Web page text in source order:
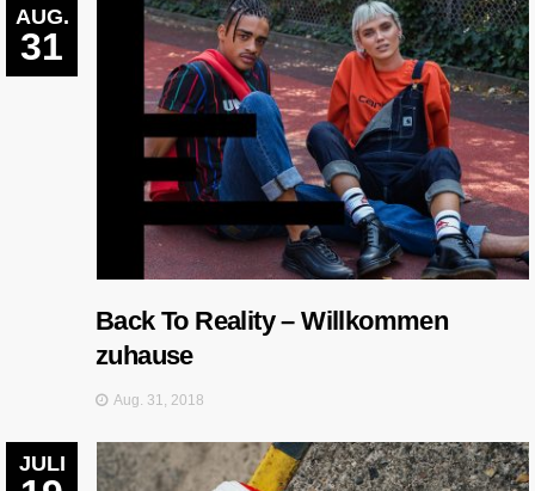
AUG.
31
Back To Reality – Willkommen
zuhause
Aug. 31, 2018
JULI